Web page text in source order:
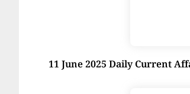
11 June 2025 Daily Current